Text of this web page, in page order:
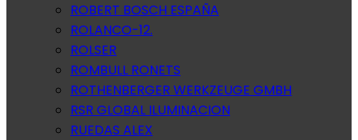
ROBERT BOSCH ESPAÑA
ROLANCO-12.
ROLSER
ROMBULL RONETS
ROTHENBERGER WERKZEUGE GMBH
RSR GLOBAL ILUMINACION
RUEDAS ALEX